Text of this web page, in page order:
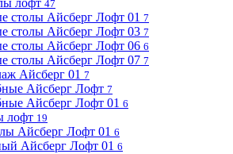
лофт 47
столы Айсберг Лофт 01 7
столы Айсберг Лофт 03 7
столы Айсберг Лофт 06 6
столы Айсберг Лофт 07 7
Айсберг 01 7
Айсберг Лофт 7
Айсберг Лофт 01 6
лофт 19
Айсберг Лофт 01 6
Айсберг Лофт 01 6